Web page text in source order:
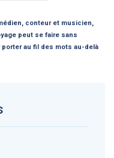
conteur et musicien,
peut se faire sans
au fil des mots au-delà